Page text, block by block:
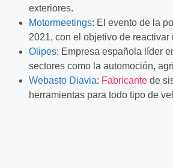
exteriores.
Motormeetings: El evento de la
2021, con el objetivo de
Olipes: Empresa española líder
sectores como la automoción,
Webasto Diavia: Fabricante de
herramientas para todo tipo de